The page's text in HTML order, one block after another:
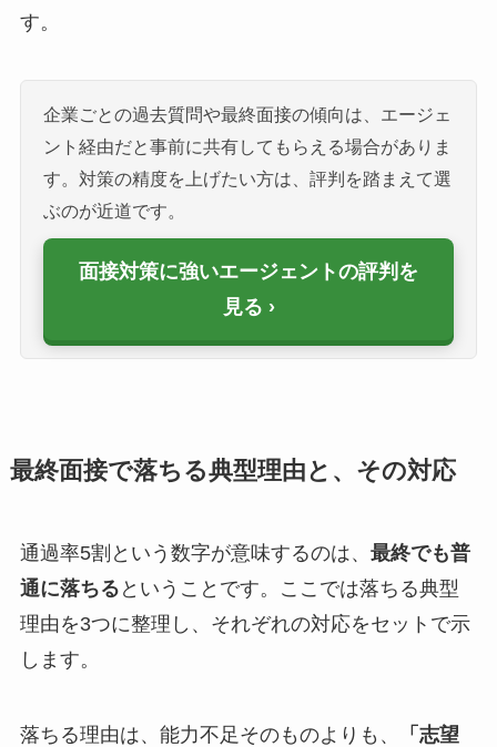
す。
企業ごとの過去質問や最終面接の傾向は、エージェ
ント経由だと事前に共有してもらえる場合がありま
す。対策の精度を上げたい方は、評判を踏まえて選
ぶのが近道です。
面接対策に強いエージェントの評判を
見る
最終面接で落ちる典型理由と、その対応
通過率5割という数字が意味するのは、 最終でも普
通に落ちる ということです。ここでは落ちる典型
理由を3つに整理し、それぞれの対応をセットで示
します。
落ちる理由は、能力不足そのものよりも、
「志望